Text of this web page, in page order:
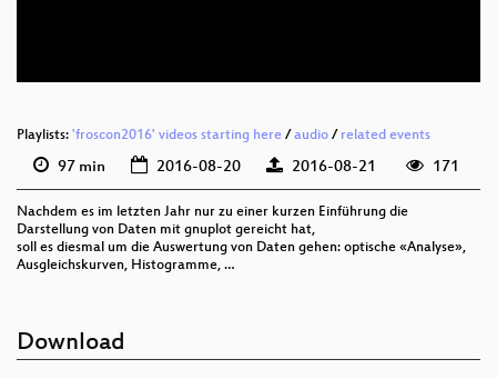
Playlists: 'froscon2016' videos starting here / audio / related events
97 min 2016-08-20 2016-08-21 171
Nachdem es im letzten Jahr nur zu einer kurzen Einführung die
Darstellung von Daten mit gnuplot gereicht hat,
soll es diesmal um die Auswertung von Daten gehen: optische «Analyse»,
Ausgleichskurven, Histogramme, …
Download